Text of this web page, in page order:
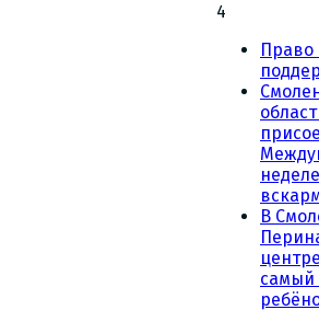
4
Право
В
самый